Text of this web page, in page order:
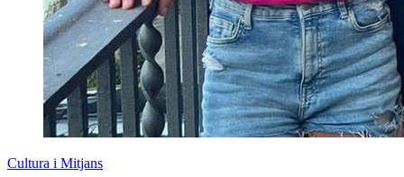
Cultura i Mitjans